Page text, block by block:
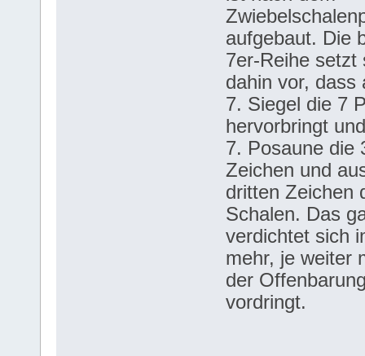
aufgebaut. Die
7er-Reihe setzt
dahin vor, dass
7. Siegel die 7
hervorbringt
7. Posaune die
Zeichen und
dritten Zeichen
Schalen. Das
verdichtet sich
mehr, je weiter
der
vordringt.